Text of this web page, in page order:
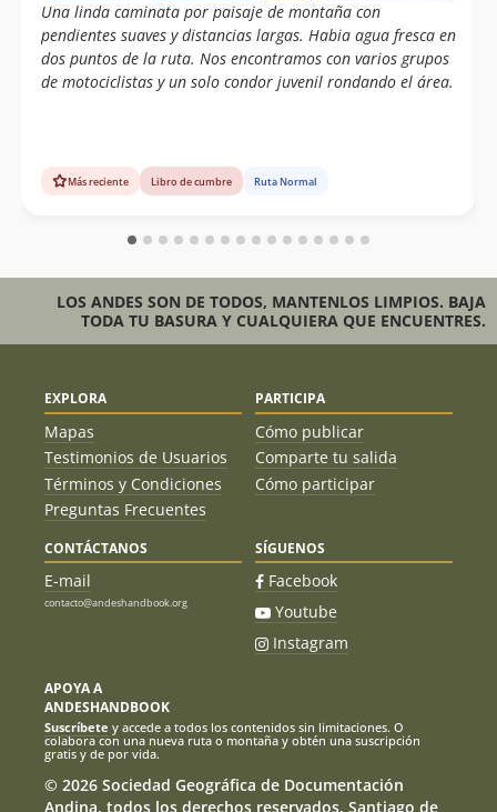
Una linda caminata por paisaje de montaña con
pendientes suaves y distancias largas. Habia agua fresca en
dos puntos de la ruta. Nos encontramos con varios grupos
de motociclistas y un solo condor juvenil rondando el área.
Más reciente Libro de cumbre Ruta Normal
LOS ANDES SON DE TODOS, MANTENLOS LIMPIOS. BAJA
TODA TU BASURA Y CUALQUIERA QUE ENCUENTRES.
EXPLORA
Mapas
Testimonios de Usuarios
Términos y Condiciones
Preguntas Frecuentes
PARTICIPA
Cómo publicar
Comparte tu salida
Cómo participar
CONTÁCTANOS
E-mail
contacto@andeshandbook.org
SÍGUENOS
Facebook
Youtube
Instagram
APOYA A
ANDESHANDBOOK
Suscríbete y accede a todos los contenidos sin limitaciones. O
colabora con una nueva ruta o montaña y obtén una suscripción
gratis y de por vida.
© 2026 Sociedad Geográfica de Documentación
Andina, todos los derechos reservados. Santiago de